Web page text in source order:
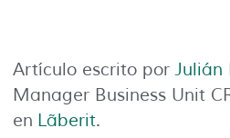
Artículo escrito por Julián
Manager Business Unit
en Lãberit.